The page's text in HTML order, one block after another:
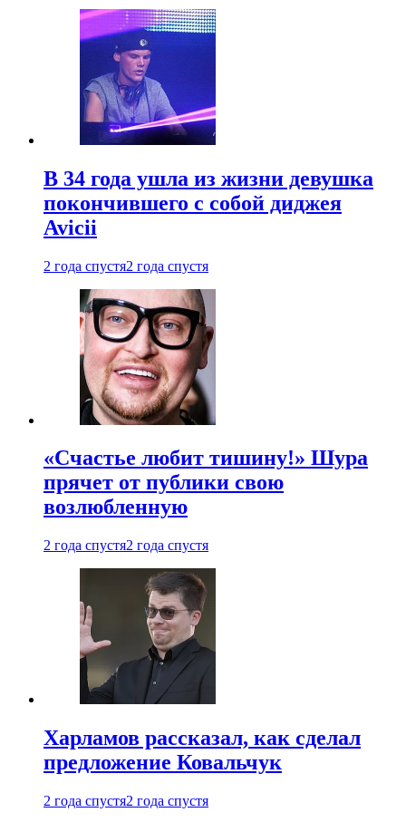
В 34 года ушла из жизни девушка
покончившего с собой диджея
Avicii
2 года спустя2 года спустя
«Счастье любит тишину!» Шура
прячет от публики свою
возлюбленную
2 года спустя2 года спустя
Харламов рассказал, как сделал
предложение Ковальчук
2 года спустя2 года спустя